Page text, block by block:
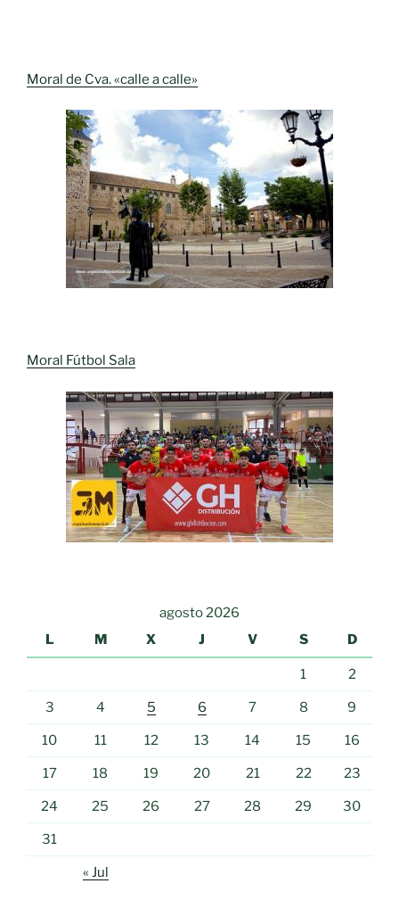
Moral de Cva. «calle a calle»
Moral Fútbol Sala
agosto 2026
L
M X J V S D
1 2
3 4 5 6 7 8 9
10 11 12 13 14 15 16
17 18 19 20 21 22 23
24 25 26 27 28 29 30
31
« Jul